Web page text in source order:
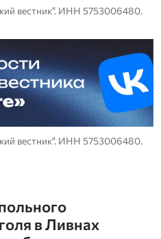
вестник". ИНН 5753006480.
вестник". ИНН 5753006480.
в Ливнах